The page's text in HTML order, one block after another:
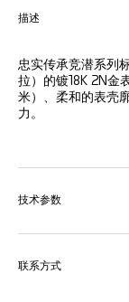
描述
忠实传承竞潜系列
拉）的镀18K 2N金
米）、柔和的表壳
力。
follows every
技术参数
联系方式